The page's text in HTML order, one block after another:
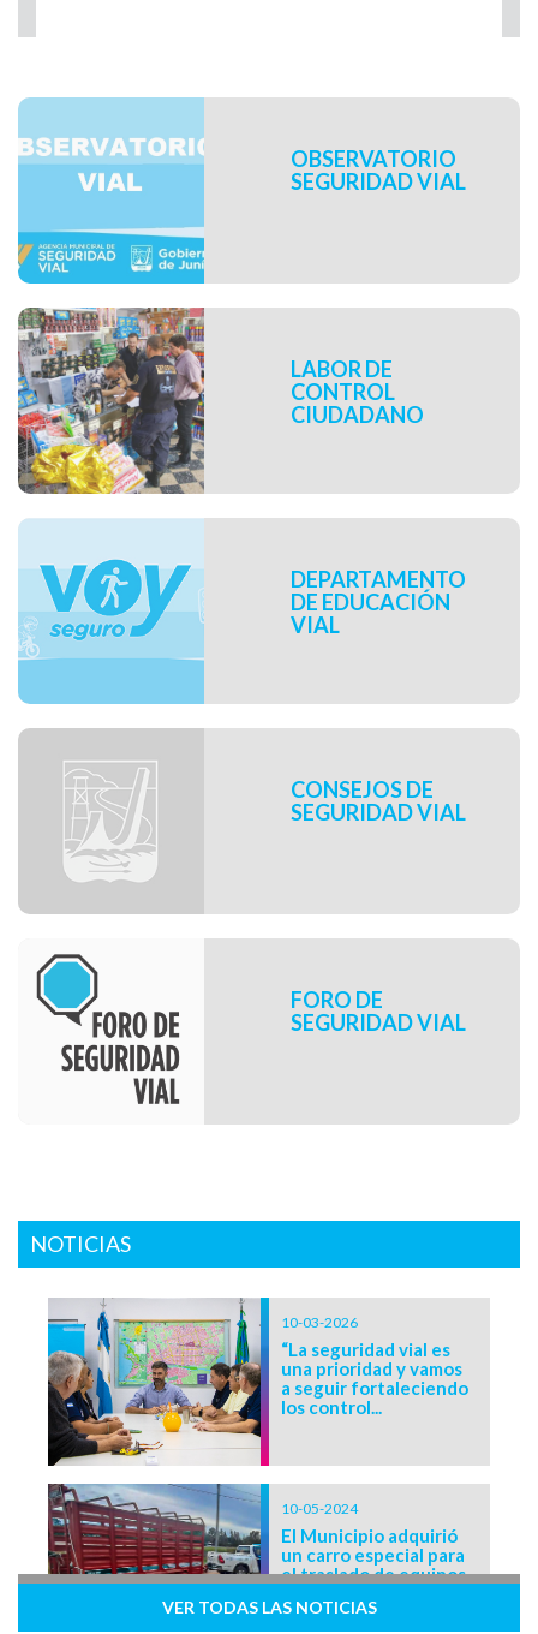
Inicio de sección de
programas del área
OBSERVATORIO
SEGURIDAD VIAL
LABOR DE
CONTROL
CIUDADANO
DEPARTAMENTO
DE EDUCACIÓN
VIAL
CONSEJOS DE
SEGURIDAD VIAL
FORO DE
SEGURIDAD VIAL
NOTICIAS
10-03-2026
“La seguridad vial es
una prioridad y vamos
a seguir fortaleciendo
los control...
10-05-2024
El Municipio adquirió
un carro especial para
el traslado de equinos
VER TODAS LAS NOTICIAS